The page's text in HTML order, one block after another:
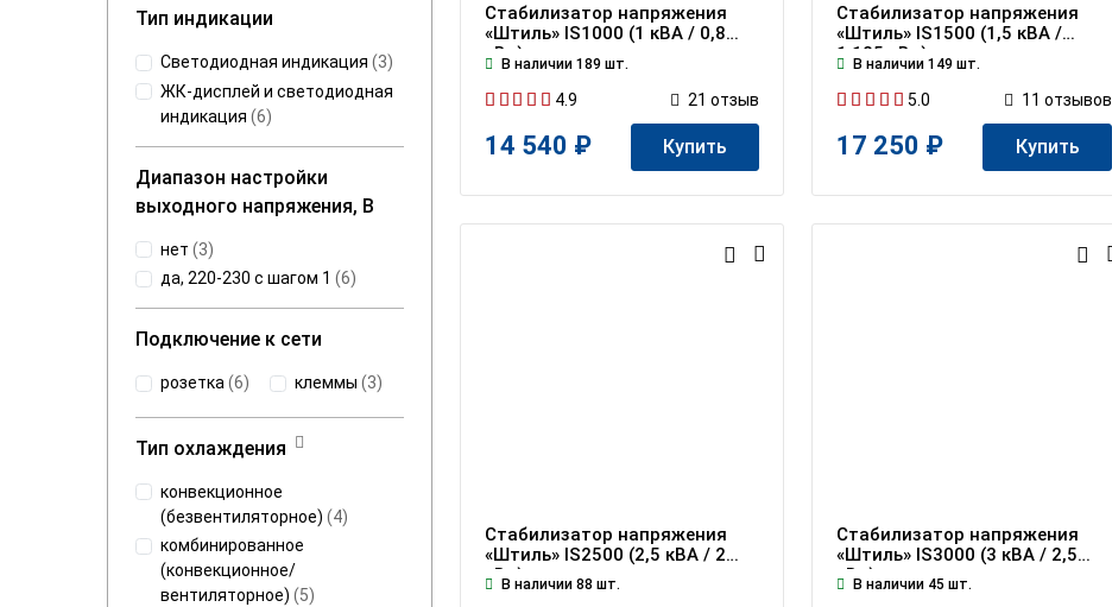
Тип индикации
Светодиодная индикация (3)
ЖК-дисплей и светодиодная
индикация (6)
Диапазон настройки
выходного напряжения, В
нет (3)
да, 220-230 с шагом 1 (6)
Подключение к сети
розетка(6) клеммы (3)
Тип охлаждения
конвекционное
(безвентиляторное) (4)
комбинированное
(конвекционное/
вентиляторное) (5)
Стабилизатор напряжения
«Штиль» IS1000 (1 кВА / 0,8
кВт)В наличии 189 шт.
4.9 21 отзыв
14 540 ₽ Купить
Стабилизатор напряжения
«Штиль» IS1500 (1,5 кВА /
1,125 кВт)
В наличии 149 шт.
5.0 11 отзывов
17 250 ₽ Купить
Стабилизатор напряжения
«Штиль» IS2500 (2,5 кВА / 2
кВт)В наличии 88 шт.
Стабилизатор напряжения
«Штиль» IS3000 (3 кВА / 2,5
кВт)В наличии 45 шт.